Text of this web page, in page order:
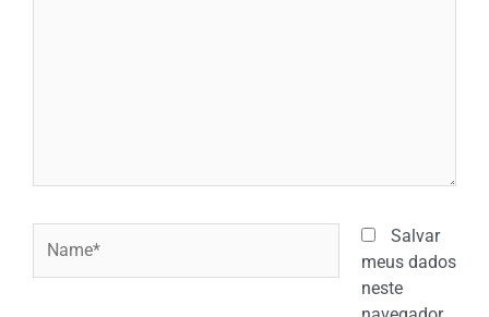
Salvar
meus dados
neste